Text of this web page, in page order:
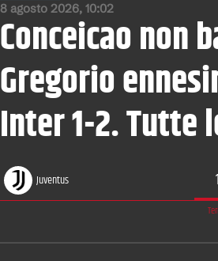
8 agosto 2026, 10:02
Conceicao non
Gregorio
Inter 1-2. Tutte
Juventus 1